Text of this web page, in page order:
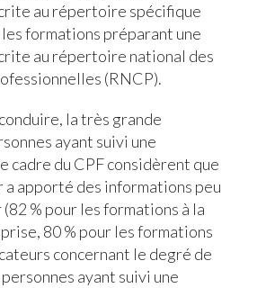
au répertoire spécifique
les formations préparant une
au répertoire national des
(RNCP).
la très grande
ayant suivi une
cadre du CPF considèrent que
a apporté des informations peu
% pour les formations à la
80 % pour les formations
concernant le degré de
ayant suivi une